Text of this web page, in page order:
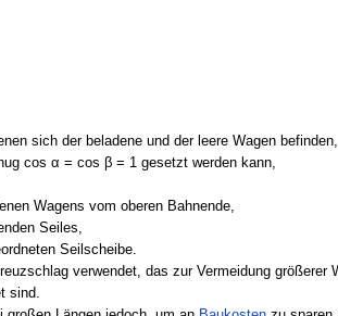
sich der beladene und der leere Wagen befinden,
cos α = cos β = 1 gesetzt werden kann,
Wagens vom oberen Bahnende,
Seiles,
Seilscheibe.
verwendet, das zur Vermeidung größerer
sind.